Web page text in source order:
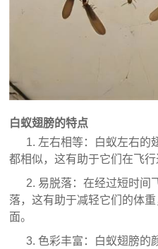
白蚁翅膀的特点
1. 左右相等：白蚁左右的
都相似，这有助于它们在飞行
2. 易脱落：在经过短时间
落，这有助于减轻它们的体
面。
3. 色彩丰富：白蚁翅膀的